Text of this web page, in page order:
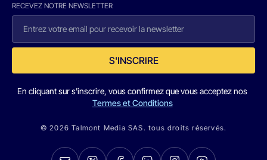
RECEVEZ NOTRE NEWSLETTER
S'INSCRIRE
En cliquant sur s'inscrire, vous confirmez que vous acceptez nos
Termes et Conditions
© 2026 Talmont Media SAS. tous droits réservés.